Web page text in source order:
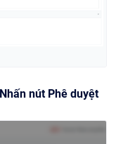
nút Phê duyệt